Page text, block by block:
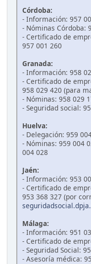
Córdoba:
- Información: 957
- Nóminas Córdoba:
- Certificado de
957 001 260
Granada:
- Información: 958
- Certificado de
958 029 420 (para
- Nóminas: 958 029
- Seguridad social:
Huelva:
- Delegación: 959
- Nóminas: 959 004
004 028
Jaén:
- Información: 953
- Certificado de
953 368 327 (por
Málaga:
- Información: 951
- Certificado de
- Seguridad Social:
- Asesoría médica: